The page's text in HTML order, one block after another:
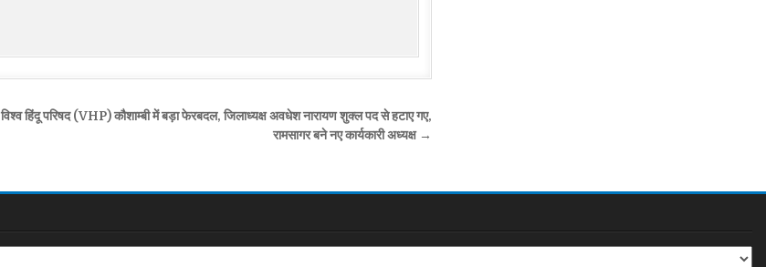
विश्व हिंदू परिषद (VHP) कौशाम्बी में बड़ा फेरबदल, जिलाध्यक्ष अवधेश नारायण शुक्ल पद से हटाए गए,
रामसागर बने नए कार्यकारी अध्यक्ष →